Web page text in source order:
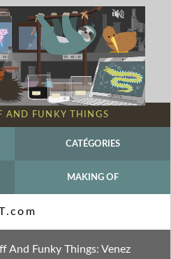
AND FUNKY THINGS
CATÉGORIES
MAKING OF
And Funky Things: Venez